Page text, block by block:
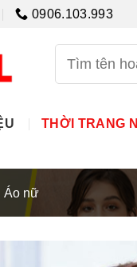
0906.103.993
kiếm:
THỜI TRANG
Áo nữ